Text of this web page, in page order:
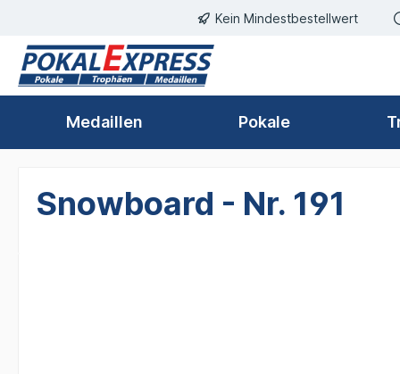
Zur Hauptnavigation springenKein Mindestbestellwert
Medaillen Pokale
Snowboard - Nr. 191